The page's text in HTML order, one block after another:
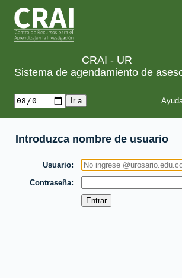
CRAI - UR
Sistema de agendamiento de
Introduzca nombre de usuario
Usuario
Contraseña